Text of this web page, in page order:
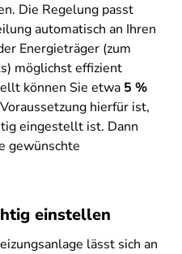
Die Regelung passt
automatisch an Ihren
Energieträger (zum
möglichst effizient
können Sie etwa 5 %
hierfür ist,
eingestellt ist. Dann
gewünschte
einstellen
lässt sich an